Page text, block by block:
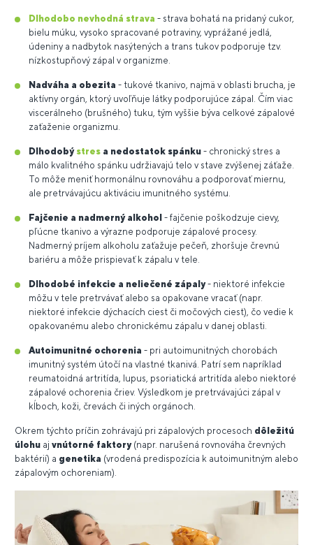
Dlhodobo nevhodná strava - strava bohatá na pridaný cukor,
bielu múku, vysoko spracované potraviny, vyprážané jedlá,
údeniny a nadbytok nasýtených a trans tukov podporuje tzv.
nízkostupňový zápal v organizme.
Nadváha a obezita - tukové tkanivo, najmä v oblasti brucha, je
aktívny orgán, ktorý uvoľňuje látky podporujúce zápal. Čím viac
viscerálneho (brušného) tuku, tým vyššie býva celkové zápalové
zaťaženie organizmu.
Dlhodobý stres a nedostatok spánku - chronický stres a
málo kvalitného spánku udržiavajú telo v stave zvýšenej záťaže.
To môže meniť hormonálnu rovnováhu a podporovať miernu,
ale pretrvávajúcu aktiváciu imunitného systému.
Fajčenie a nadmerný alkohol - fajčenie poškodzuje cievy,
pľúcne tkanivo a výrazne podporuje zápalové procesy.
Nadmerný príjem alkoholu zaťažuje pečeň, zhoršuje črevnú
bariéru a môže prispievať k zápalu v tele.
Dlhodobé infekcie a neliečené zápaly- niektoré infekcie
môžu v tele pretrvávať alebo sa opakovane vracať (napr.
niektoré infekcie dýchacích ciest či močových ciest), čo vedie k
opakovanému alebo chronickému zápalu v danej oblasti.
Autoimunitné ochorenia - pri autoimunitných chorobách
imunitný systém útočí na vlastné tkanivá. Patrí sem napríklad
reumatoidná artritída, lupus, psoriatická artritída alebo niektoré
zápalové ochorenia čriev. Výsledkom je pretrvávajúci zápal v
kĺboch, koži, črevách či iných orgánoch.
Okrem týchto príčin zohrávajú pri zápalových procesoch dôležitú
úlohu aj vnútorné faktory(napr. narušená rovnováha črevných
baktérií) a genetika (vrodená predispozícia k autoimunitným alebo
zápalovým ochoreniam).